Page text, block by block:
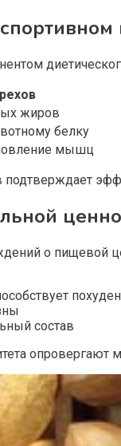
жиров
белку
мышц
подтверждает
о пищевой
состав
опровергают